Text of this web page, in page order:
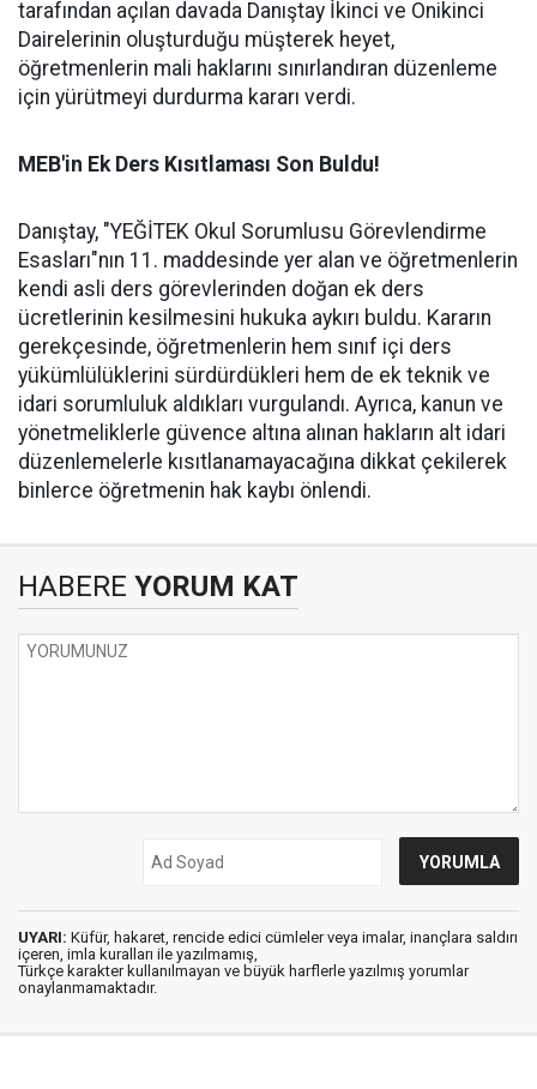
tarafından açılan davada Danıştay İkinci ve Onikinci
Dairelerinin oluşturduğu müşterek heyet,
öğretmenlerin mali haklarını sınırlandıran düzenleme
için yürütmeyi durdurma kararı verdi.
MEB'in Ek Ders Kısıtlaması Son Buldu!
Danıştay, "YEĞİTEK Okul Sorumlusu Görevlendirme
Esasları"nın 11. maddesinde yer alan ve öğretmenlerin
kendi asli ders görevlerinden doğan ek ders
ücretlerinin kesilmesini hukuka aykırı buldu. Kararın
gerekçesinde, öğretmenlerin hem sınıf içi ders
yükümlülüklerini sürdürdükleri hem de ek teknik ve
idari sorumluluk aldıkları vurgulandı. Ayrıca, kanun ve
yönetmeliklerle güvence altına alınan hakların alt idari
düzenlemelerle kısıtlanamayacağına dikkat çekilerek
binlerce öğretmenin hak kaybı önlendi.
HABERE YORUM KAT
UYARI: Küfür, hakaret, rencide edici cümleler veya imalar, inançlara saldırı
içeren, imla kuralları ile yazılmamış,
Türkçe karakter kullanılmayan ve büyük harflerle yazılmış yorumlar
onaylanmamaktadır.